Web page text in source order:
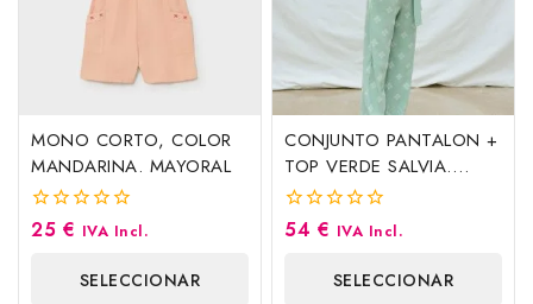
MONO CORTO, COLOR
MANDARINA. MAYORAL
0
25 € IVA Incl.
SELECCIONAR
CONJUNTO PANTALON +
TOP VERDE SALVIA.
MAYORAL
0
54 € IVA Incl.
SELECCIONAR